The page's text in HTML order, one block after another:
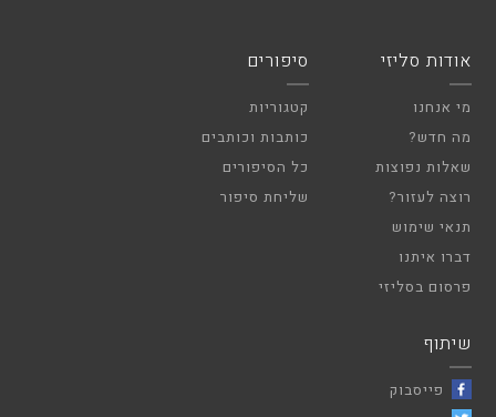
אודות סליזי
מי אנחנו
מה חדש?
שאלות נפוצות
רוצה לעזור?
תנאי שימוש
דברו איתנו
פרסום בסליזי
סיפורים
קטגוריות
כותבות וכותבים
כל הסיפורים
שליחת סיפור
שיתוף
פייסבוק